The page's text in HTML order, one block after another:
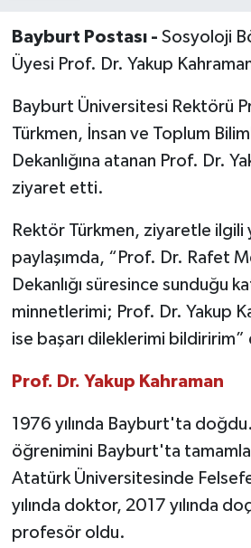
Bayburt Postası - Sosyoloji
Üyesi Prof. Dr. Yakup
Bayburt Üniversitesi Rektörü
Türkmen, İnsan ve Toplum
Dekanlığına atanan Prof. Dr.
ziyaret etti.
Rektör Türkmen, ziyaretle ilgili
paylaşımda, “Prof. Dr. Rafet
Dekanlığı süresince sunduğu
minnetlerimi; Prof. Dr. Yakup
ise başarı dileklerimi bildiririm”
Prof. Dr. Yakup Kahraman
1976 yılında Bayburt'ta
öğrenimini Bayburt'ta
Atatürk Üniversitesinde
yılında doktor, 2017 yılında
profesör oldu.